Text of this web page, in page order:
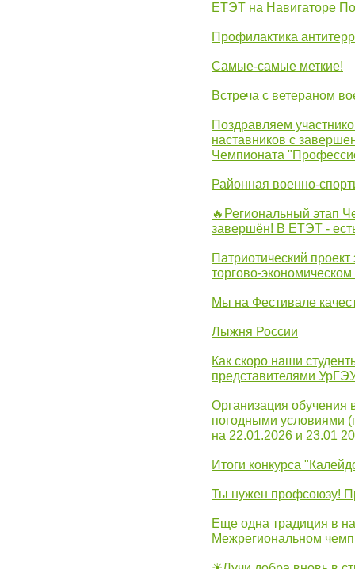
ЕТЭТ на Навигаторе
Профилактика
Самые-самые меткие!
Встреча с ветераном
Поздравляем
наставников с
Чемпионата
Районная военно-
🔥Региональный этап
завершён! В ЕТЭТ -
Патриотический
торгово-
Мы на Фестивале
Лыжня России
Как скоро наши
представителями
Организация обучения
погодными условиями
на 22.01.2026 и 23.01
Итоги конкурса
Ты нужен профсоюзу!
Еще одна традиция в
Межрегиональном